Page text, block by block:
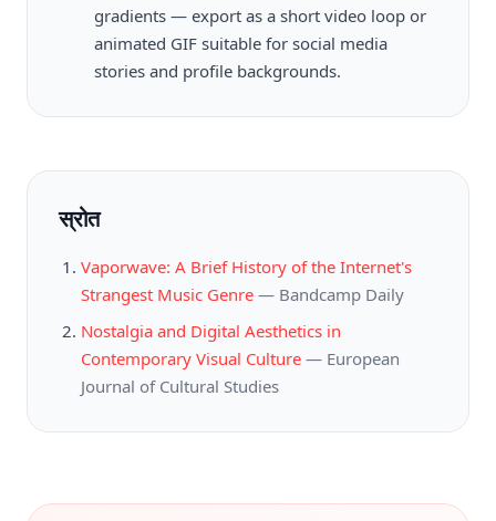
gradients — export as a short video loop or
animated GIF suitable for social media
stories and profile backgrounds.
स्रोत
Vaporwave: A Brief History of the Internet's
Strangest Music Genre — Bandcamp Daily
Nostalgia and Digital Aesthetics in
Contemporary Visual Culture — European
Journal of Cultural Studies